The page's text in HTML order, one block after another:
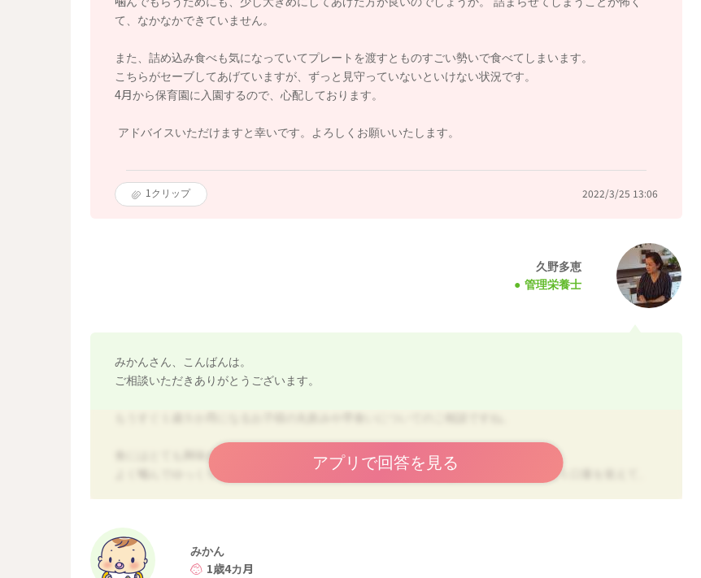
て、なかなかできていません。
また、詰め込み食べも気になっていてプレートを渡すとものすごい勢いで食べてしまいます。
こちらがセーブしてあげていますが、ずっと見守っていないといけない状況です。
4月から保育園に入園するので、心配しております。
アドバイスいただけますと幸いです。よろしくお願いいたします。
1クリップ 2022/3/25 13:06
久野多恵
管理栄養士
みかんさん、こんばんは。
ご相談いただきありがとうございます。
食にはとても興味があるご様子で喜ばしいことですね。
よく噛んでゆっくりと食べてもらうためには、前歯でかじり取りながら、自分に合った１口量を覚えて、
込み過ぎてあまり咀嚼できずに丸飲みしてしまうことがあります。
かじり取ってもらうためには、お子様の口幅よりも極端に大きい食材を持たせてあげるという方法を推奨
アプリで回答を見る
みかん
1歳4カ月